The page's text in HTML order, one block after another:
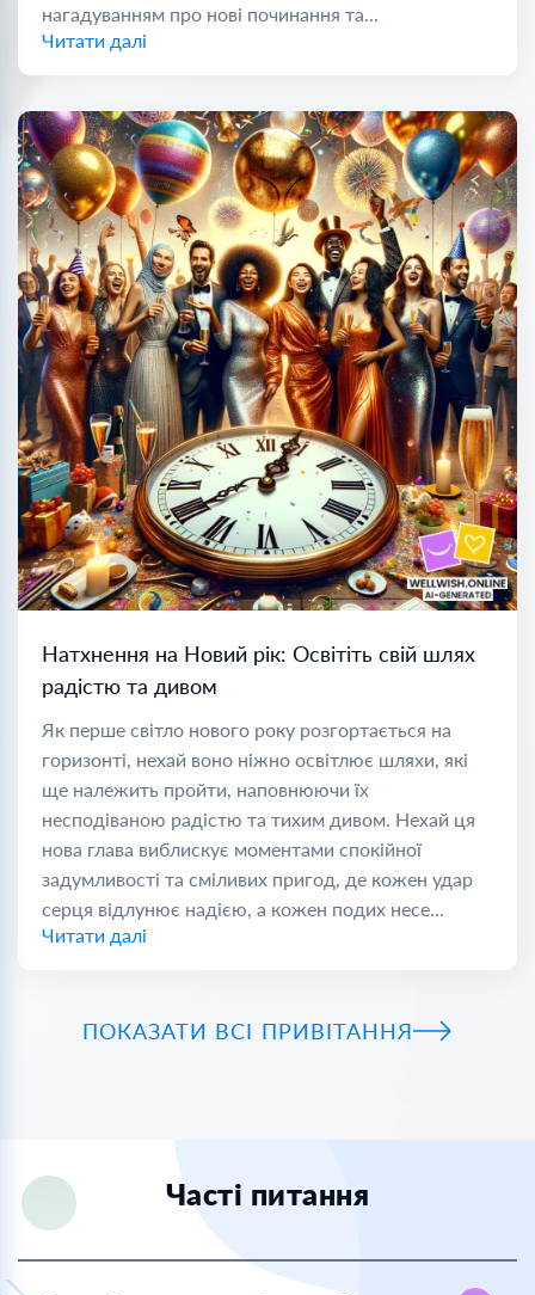
нагадуванням про нові починання та...
Читати далі
Натхнення на Новий рік: Освітіть свій шлях
радістю та дивом
Як перше світло нового року розгортається на
горизонті, нехай воно ніжно освітлює шляхи, які
ще належить пройти, наповнюючи їх
несподіваною радістю та тихим дивом. Нехай ця
нова глава виблискує моментами спокійної
задумливості та сміливих пригод, де кожен удар
серця відлунює надією, а кожен подих несе...
Читати далі
ПОКАЗАТИ ВСІ ПРИВІТАННЯ
Часті питання